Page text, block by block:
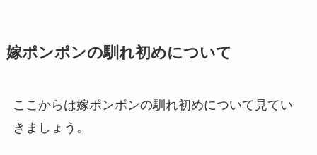
嫁ポンポンの馴れ初めについて
ここからは嫁ポンポンの馴れ初めについて見てい
きましょう。